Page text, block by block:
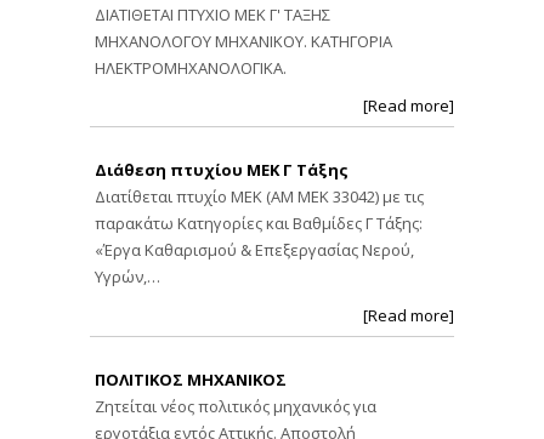
ΔΙΑΤΙΘΕΤΑΙ ΠΤΥΧΙΟ ΜΕΚ Γ' ΤΑΞΗΣ
ΜΗΧΑΝΟΛΟΓΟΥ ΜΗΧΑΝΙΚΟΥ. ΚΑΤΗΓΟΡΙΑ
ΗΛΕΚΤΡΟΜΗΧΑΝΟΛΟΓΙΚΑ.
[Read more]
Διάθεση πτυχίου ΜΕΚ Γ Τάξης
Διατίθεται πτυχίο ΜΕΚ (ΑΜ ΜΕΚ 33042) με τις
παρακάτω Κατηγορίες και Βαθμίδες Γ Τάξης:
«Έργα Καθαρισμού & Επεξεργασίας Νερού,
Υγρών,…
[Read more]
ΠΟΛΙΤΙΚΟΣ ΜΗΧΑΝΙΚΟΣ
Ζητείται νέος πολιτικός μηχανικός για
εργοτάξια εντός Αττικής. Αποστολή